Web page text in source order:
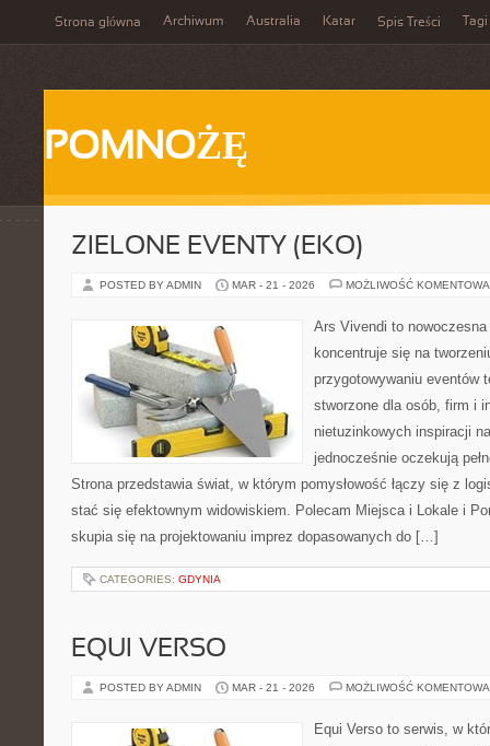
Strona główna Archiwum Australia Katar Spis Treści Tagi
POMNOŻĘ
ZIELONE EVENTY (EKO)
POSTED BY ADMIN MAR - 21 - 2026 MOŻLIWOŚĆ
Ars Vivendi to
koncentruje się na
przygotowywaniu eventów
stworzone dla osób, firm i
nietuzinkowych inspiracji
jednocześnie oczekują
Strona przedstawia świat, w którym pomysłowość łączy się z
stać się efektownym widowiskiem. Polecam Miejsca i Lokale i
skupia się na projektowaniu imprez dopasowanych do […]
CATEGORIES: GDYNIA
EQUI VERSO
POSTED BY ADMIN MAR - 21 - 2026 MOŻLIWOŚĆ
Equi Verso to serwis, w